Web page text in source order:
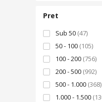
Pret
Sub 50 (47)
50 - 100 (105)
100 - 200 (756)
200 - 500 (992)
500 - 1.000 (368)
1.000 - 1.500